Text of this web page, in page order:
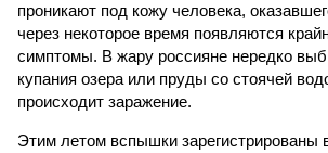
проникают под кожу человека,
через некоторое время появляются
симптомы. В жару россияне нередко
купания озера или пруды со стоячей
происходит заражение.
Этим летом вспышки зарегистрированы